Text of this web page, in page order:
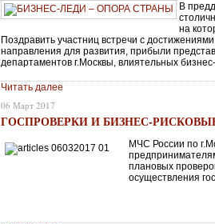
В
на
Поздравить участниц встречи с
направления для развития, прибыли
департаментов г.Москвы, влиятельных
Читать далее
06 Март 2017
ГОСПРОВЕРКИ И БИЗНЕС-
МЧС России по
плановых
осуществления